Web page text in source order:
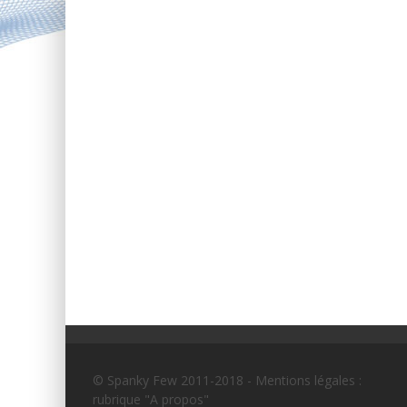
© Spanky Few 2011-2018 - Mentions légales :
rubrique "A propos"